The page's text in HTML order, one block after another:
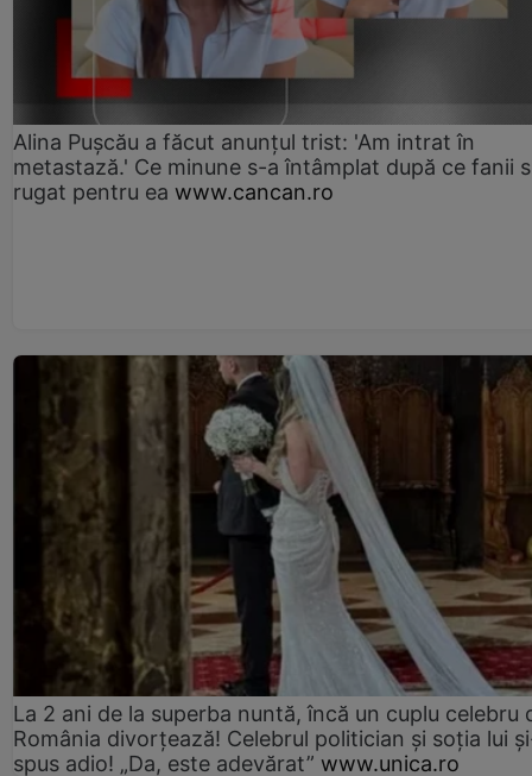
Alina Pușcău a făcut anunțul trist: 'Am intrat în
metastază.' Ce minune s-a întâmplat după ce fanii
rugat pentru ea www.cancan.ro
La 2 ani de la superba nuntă, încă un cuplu celebru
România divorțează! Celebrul politician și soția lui
spus adio! „Da, este adevărat” www.unica.ro